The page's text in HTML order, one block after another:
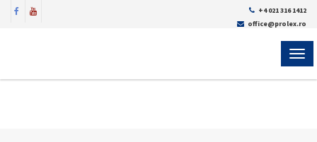
+4 021 316 1412
office@prolex.ro